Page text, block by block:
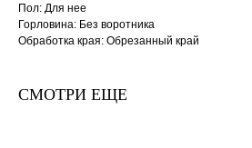
Пол: Для нее
Горловина: Без воротника
Обработка края: Обрезанный край
СМОТРИ ЕЩЕ